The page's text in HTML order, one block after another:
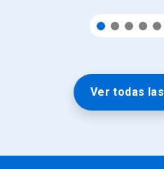
Ver todas